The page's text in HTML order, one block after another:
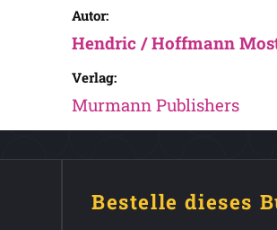
Autor:
Hendric / Hoffmann
Verlag:
Murmann Publishers
Bestelle dieses